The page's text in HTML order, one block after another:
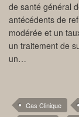
de santé général
antécédents de
modérée et un
un traitement de
un…
Cas Clinique